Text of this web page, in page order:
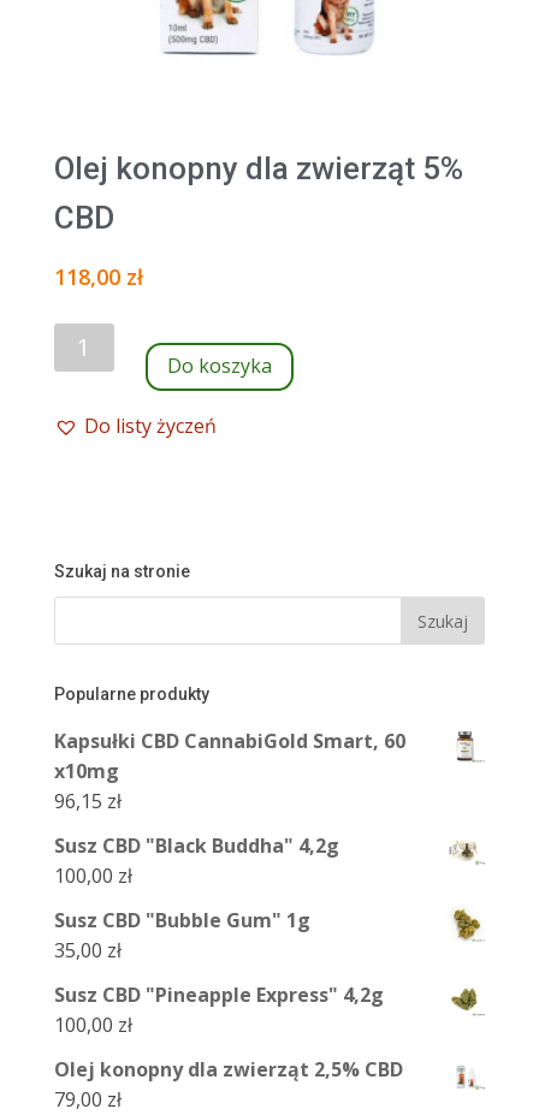
Olej konopny dla zwierząt 5%
CBD
118,00 zł
ilość
Olej
dla
Do koszyka
Do listy życzeń
Szukaj na stronie
Popularne produkty
Kapsułki CBD CannabiGold Smart, 60
x10mg
96,15 zł
Susz CBD "Black Buddha" 4,2g
100,00 zł
Susz CBD "Bubble Gum" 1g
35,00 zł
Susz CBD "Pineapple Express" 4,2g
100,00 zł
Olej konopny dla zwierząt 2,5% CBD
79,00 zł